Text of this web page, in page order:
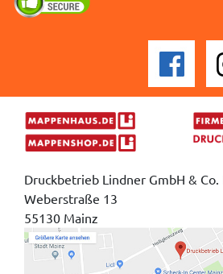
Druckbetrieb Lindner GmbH & Co.
Weberstraße 13
55130 Mainz